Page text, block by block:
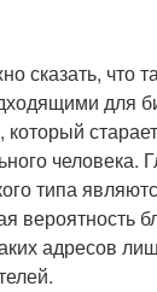
сказать, что
для
который
типа
вероятность
адресов